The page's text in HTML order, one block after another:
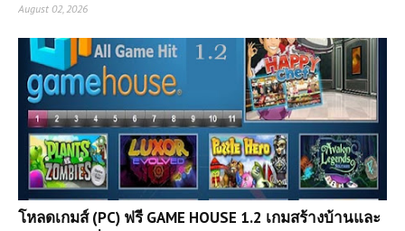
August 02, 2026
โหลดเกมส์ (PC) ฟรี GAME HOUSE 1.2 เกมสร้างบ้านและ